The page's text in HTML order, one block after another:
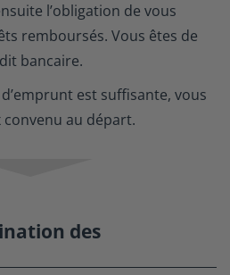
l’obligation de vous
remboursés. Vous êtes de
bancaire.
est suffisante, vous
au départ.
des